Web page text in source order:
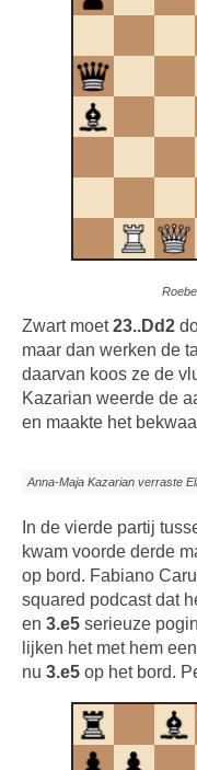
Zwart moet23..Dd2
maar dan werken de
daarvan koos ze de
Kazarian weerde de
en maakte het
Anna-Maja Kazarian verraste
In de vierde partij
kwam voorde derde
op bord. Fabiano
squared podcast dat
en 3.e5 serieuze
lijken het met hem
nu 3.e5 op het bord.